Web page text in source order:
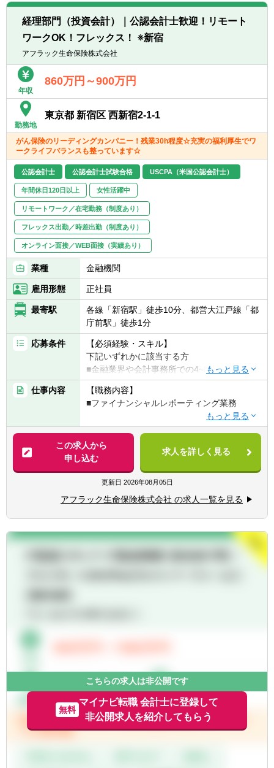
【歓迎経験・スキル】
■公認会計士（JICPA）又は米国公認会計士
（CPA）の資格、あるいは同等の資格
■英語でのコミュニケーション能力があるこ
■SAP等のERPシステムに精通していること
【求める人物像】
■非喫煙者もしくは入社時点で喫煙されな
い・禁煙する意志がある方
※同社は「『生きる』を創るリーディングカ
ンパニー」として、そして何よりも社員の健
康維持・増進のために、「2028年までに社員
の喫煙率を０％にする」ことを目指して、禁
煙を促進する取り組みを強化しています。上
記背景より入社時点で非喫煙者であることを
募集要項に記載しています。
■金融庁検査・内部統制対応
■財務報告に関する日米の関係部門との調
整・統合を主導又は補佐
■決算の業務プロセス改善等の各種社内プロ
ジェクトの主導・補佐 など
算業務、決算報告業務を経験できます
■業務プロセスの改善等の各種社内プロジェ
クトに参画することができます
■US親会社とコミュニケーションを取って業
務を行うため、グローバルな業務に関与いた
だけます
【部の雰囲気】
■フレックスタイム制度やハイブリッドワー
クを活用しており、柔軟な勤務が可能です。
■年次や性別に関係なく多様な人財が活躍し
ています。
【組織情報】
■経理部 決算課
（当課 計13名 ※課長・スペシャリスト・
課長代理6名・主任4名・副主任1名）
経理部門（投資会計）｜公認会計士歓迎！リモート
ワークOK！フレックス！ ※新宿
アフラック生命保険株式会社
年収
860万円～900万円
勤務地
東京都 新宿区 西新宿2-1-1
がん保険のリーディングカンパニー！残業30h程度☆充実の福利厚生でワ
ークライフバランスも整っています☆
公認会計士 公認会計士試験合格 USCPA（米国公認会計士）
年間休日120日以上 女性活躍中
リモートワーク／在宅勤務（制度あり）
フレックス出勤／時差出勤（制度あり）
オンライン面接／WEB面接（実績あり）
業種 金融機関
雇用形態 正社員
最寄駅
各線「新宿駅」徒歩10分、都営大江戸線「都
庁前駅」徒歩1分
応募条件
【必須経験・スキル】
下記いずれかに該当する方
■金融業界や会計事務所での4~8年間の専門職
としての実務経験
■投資資産に係る決算・会計処理に関する知
識、実務経験（会計または資産運用に関する
【歓迎経験・スキル】
■公認会計士（JICPA）又は米国公認会計士
（CPA）の資格、証券アナリスト又はCFAの
資格、あるいは同等の資格
■英語でのコミュニケーション能力があるこ
（※）同社は「『生きる』を創るリーディン
グカンパニー」として、そして何よりも社員
仕事内容
【職務内容】
■ファイナンシャルレポーティング業務
【具体的には】
＜全チーム共通＞
■投資資産に係る決算、財務報告業務
■外部・内部監査対応、金融庁検査対応、投
資会計に係る内部統制対応 など
＜レポーティングチーム＞
■投資資産に係る各種財務報告業務
＜会計チーム／外部委託資産チーム＞
■投資資産に係る決算業務
■内部管理資産・ヘッジ会計に関する管理、
投資会計に係るシステム開発・保守に関する
■区分経理・責任準備金対応債券に関する管
■投資資産に係る時価評価業務（私募債・ブ
■日本基準に基づく保険会社の投資資産に係
る決算、財務報告業務を経験できます
■業務プロセスの改善等の各種社内プロジェ
クトに参画することができます
■US親会社とコミュニケーションを取って業
この求人から
申し込む
求人を詳しく見る
更新日 2026年08月05日
アフラック生命保険株式会社 の求人一覧を見る
こちらの求人は非公開です
無料
マイナビ転職 会計士に登録して
非公開求人を紹介してもらう